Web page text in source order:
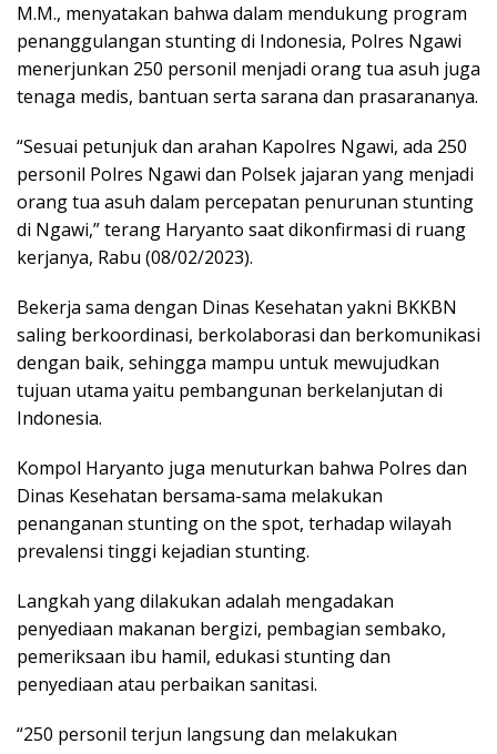
M.M., menyatakan bahwa dalam mendukung program
penanggulangan stunting di Indonesia, Polres Ngawi
menerjunkan 250 personil menjadi orang tua asuh juga
tenaga medis, bantuan serta sarana dan prasarananya.
“Sesuai petunjuk dan arahan Kapolres Ngawi, ada 250
personil Polres Ngawi dan Polsek jajaran yang menjadi
orang tua asuh dalam percepatan penurunan stunting
di Ngawi,” terang Haryanto saat dikonfirmasi di ruang
kerjanya, Rabu (08/02/2023).
Bekerja sama dengan Dinas Kesehatan yakni BKKBN
saling berkoordinasi, berkolaborasi dan berkomunikasi
dengan baik, sehingga mampu untuk mewujudkan
tujuan utama yaitu pembangunan berkelanjutan di
Indonesia.
Kompol Haryanto juga menuturkan bahwa Polres dan
Dinas Kesehatan bersama-sama melakukan
penanganan stunting on the spot, terhadap wilayah
prevalensi tinggi kejadian stunting.
Langkah yang dilakukan adalah mengadakan
penyediaan makanan bergizi, pembagian sembako,
pemeriksaan ibu hamil, edukasi stunting dan
penyediaan atau perbaikan sanitasi.
“250 personil terjun langsung dan melakukan